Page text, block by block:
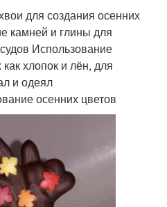
для создания осенних
камней и глины для
Использование
хлопок и лён, для
и одеял
осенних цветов